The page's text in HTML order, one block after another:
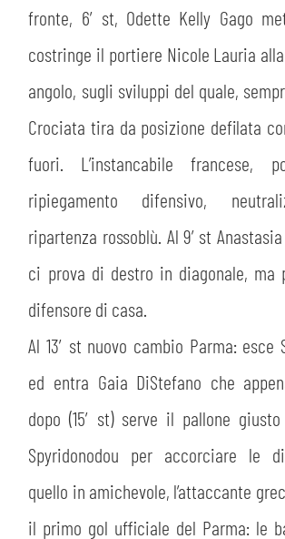
fronte, 6′ st, Odette Kelly Gago
costringe il portiere Nicole Lauria
angolo, sugli sviluppi del quale,
Crociata tira da posizione defilata
fuori. L’instancabile francese,
ripiegamento difensivo,
ripartenza rossoblù. Al 9’ st
ci prova di destro in diagonale, ma
difensore di casa.
Al 13′ st nuovo cambio Parma: esce
ed entra Gaia DiStefano che
dopo (15′ st) serve il pallone
Spyridonodou per accorciare le
quello in amichevole, l’attaccante
il primo gol ufficiale del Parma: le